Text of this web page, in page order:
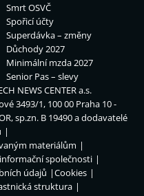
Smrt OSVČ
Spořicí účty
Superdávka – změny
Důchody 2027
Minimální mzda 2027
Senior Pas – slevy
NEWS CENTER a.s.
3493/1, 100 00 Praha 10 -
sp.zn. B 19490 a dodavatelé
materiálům
společnosti
údajů
Cookies
struktura